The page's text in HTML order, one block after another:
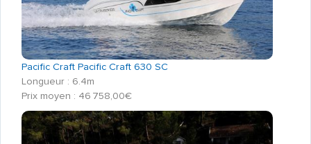
Pacific Craft Pacific Craft 630 SC
Longueur : 6.4m
Prix moyen : 46 758,00€